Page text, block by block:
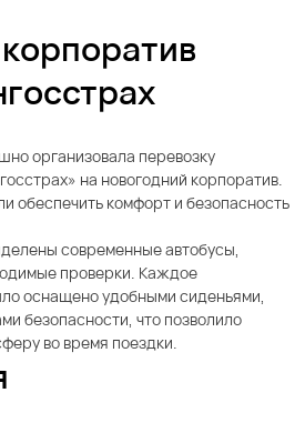
организовала перевозку
на новогодний корпоратив.
обеспечить комфорт и безопасность
современные автобусы,
проверки. Каждое
оснащено удобными сиденьями,
безопасности, что позволило
во время поездки.